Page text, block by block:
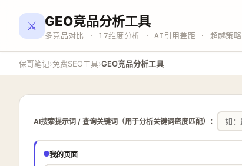
⚔️ GEO竞品分析工具
多竞品对比 · 17维度分析 · AI引用差距 · 超越策略
保哥笔记›免费SEO工具›GEO竞品分析工具
AI搜索提示词 / 查询关键词（用于分析关键词密度匹配）：
我的页面